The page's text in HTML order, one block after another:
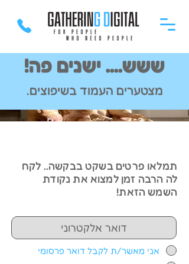
ששש.... ישנים פה!
מצטערים העמוד בשיפוצים.
תמלאו פרטים בשקט בבקשה.. לקח
לה הרבה זמן למצוא את נקודת
השמש הזאת!
אני מאשר/ת לקבל דואר פרסומי